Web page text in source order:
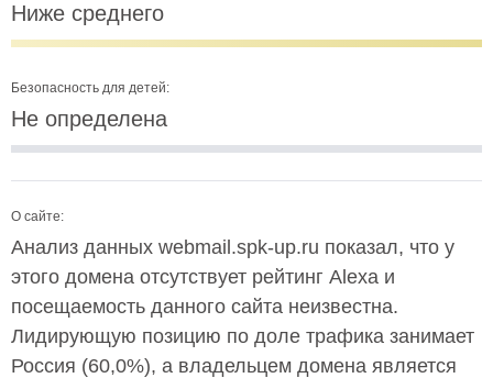
Ниже среднего
Безопасность для детей:
Не определена
О сайте:
Анализ данных webmail.spk-up.ru показал, что у
этого домена отсутствует рейтинг Alexa и
посещаемость данного сайта неизвестна.
Лидирующую позицию по доле трафика занимает
Россия (60,0%), а владельцем домена является